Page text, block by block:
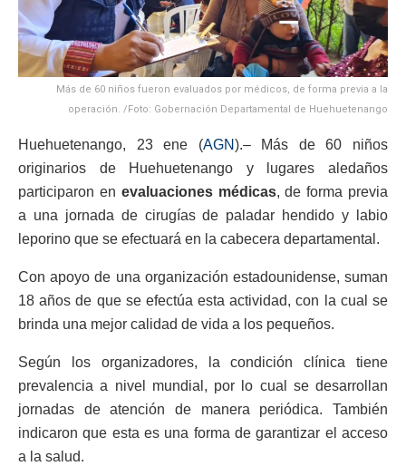
Más de 60 niños fueron evaluados por médicos, de forma previa a la
operación. /Foto: Gobernación Departamental de Huehuetenango
Huehuetenango, 23 ene (AGN).– Más de 60 niños
originarios de Huehuetenango y lugares aledaños
participaron en evaluaciones médicas, de forma previa
a una jornada de cirugías de paladar hendido y labio
leporino que se efectuará en la cabecera departamental.
Con apoyo de una organización estadounidense, suman
18 años de que se efectúa esta actividad, con la cual se
brinda una mejor calidad de vida a los pequeños.
Según los organizadores, la condición clínica tiene
prevalencia a nivel mundial, por lo cual se desarrollan
jornadas de atención de manera periódica. También
indicaron que esta es una forma de garantizar el acceso
a la salud.